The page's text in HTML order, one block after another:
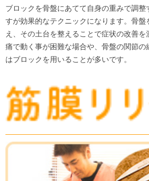
ブロックを骨盤にあてて自身の重みで調
すが効果的なテクニックになります。骨盤
え、その土台を整えることで症状の改善
痛で動く事が困難な場合や、骨盤の関節の
はブロックを用いることが多いです。